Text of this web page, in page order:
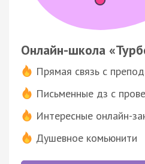
Онлайн-школа
Прямая связь с
Письменные дз с
Интересные онлайн-
Душевное комьюнити